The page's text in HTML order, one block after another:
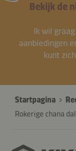
Bekijk de
Ik wil
aanbiedingen
kunt
Startpagina
Rokerige chana